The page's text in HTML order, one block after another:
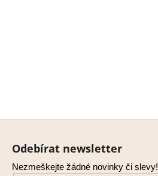
Z
Odebírat newsletter
Nezmeškejte žádné novinky či slevy!